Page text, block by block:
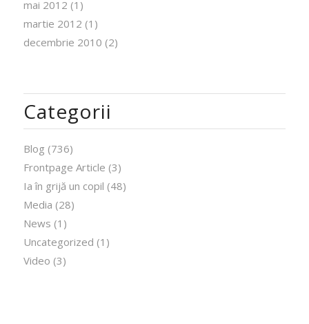
mai 2012 (1)
martie 2012 (1)
decembrie 2010 (2)
Categorii
Blog (736)
Frontpage Article (3)
Ia în grijă un copil (48)
Media (28)
News (1)
Uncategorized (1)
Video (3)